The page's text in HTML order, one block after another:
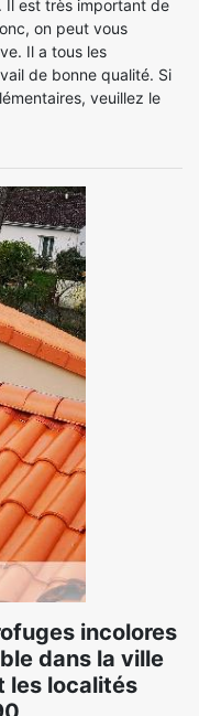
Il est très important de
on peut vous
Il a tous les
de bonne qualité. Si
veuillez le
incolores
dans la ville
les localités